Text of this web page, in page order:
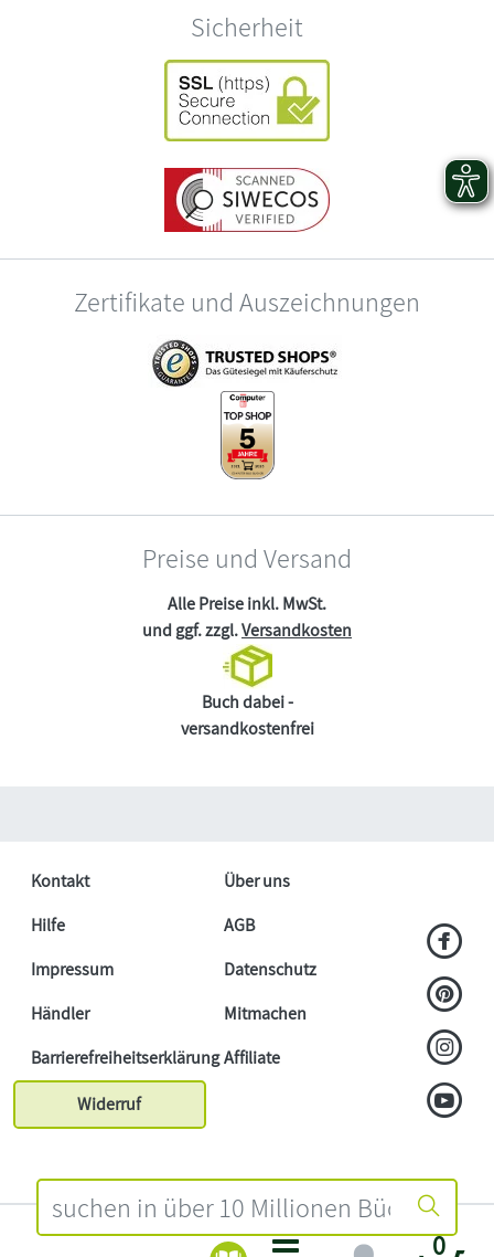
0
Sicherheit
Zertifikate und Auszeichnungen
Preise und Versand
Alle Preise inkl. MwSt.
und ggf. zzgl.Versandkosten
Buch dabei -
versandkostenfrei
Kontakt
Über uns
Hilfe
AGB
Impressum
Datenschutz
Händler
Mitmachen
BarrierefreiheitserklärungAffiliate
Widerruf